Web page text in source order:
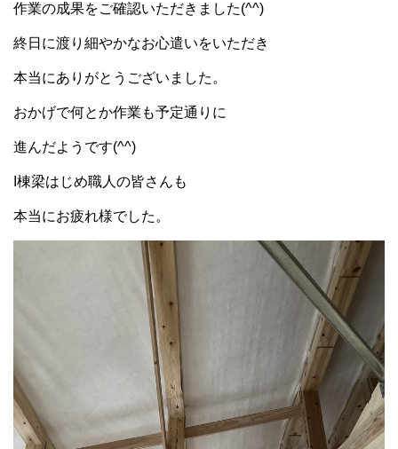
作業の成果をご確認いただきました(^^)
終日に渡り細やかなお心遣いをいただき
本当にありがとうございました。
おかげで何とか作業も予定通りに
進んだようです(^^)
I棟梁はじめ職人の皆さんも
本当にお疲れ様でした。